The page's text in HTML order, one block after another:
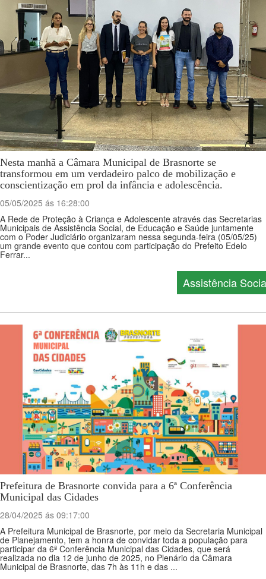
Nesta manhã a Câmara Municipal de Brasnorte se
transformou em um verdadeiro palco de mobilização e
conscientização em prol da infância e adolescência.
05/05/2025 ás 16:28:00
A Rede de Proteção à Criança e Adolescente através das Secretarias
Municipais de Assistência Social, de Educação e Saúde juntamente
com o Poder Judiciário organizaram nessa segunda-feira (05/05/25)
um grande evento que contou com participação do Prefeito Edelo
Ferrar...
Assistência
Prefeitura de Brasnorte convida para a 6ª Conferência
Municipal das Cidades
28/04/2025 ás 09:17:00
A Prefeitura Municipal de Brasnorte, por meio da Secretaria Municipal
de Planejamento, tem a honra de convidar toda a população para
participar da 6ª Conferência Municipal das Cidades, que será
realizada no dia 12 de junho de 2025, no Plenário da Câmara
Municipal de Brasnorte, das 7h às 11h e das ...